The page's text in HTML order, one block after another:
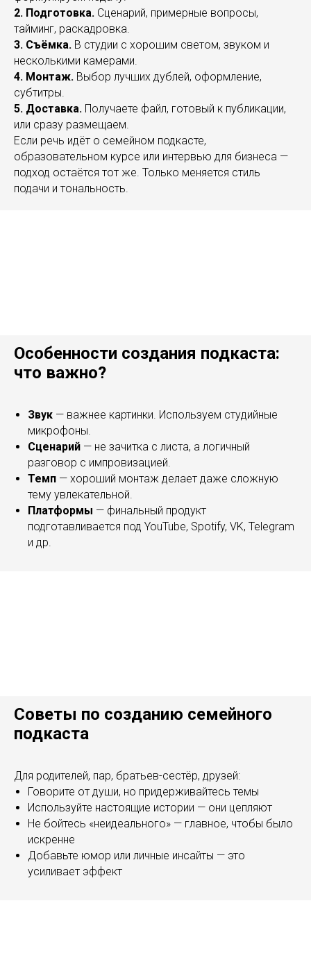
2. Подготовка. Сценарий, примерные вопросы,
тайминг, раскадровка.
3. Съёмка. В студии с хорошим светом, звуком и
несколькими камерами.
4. Монтаж. Выбор лучших дублей, оформление,
субтитры.
5. Доставка. Получаете файл, готовый к публикации,
или сразу размещаем.
Если речь идёт о семейном подкасте,
образовательном курсе или интервью для бизнеса —
подход остаётся тот же. Только меняется стиль
подачи и тональность.
Особенности создания подкаста:
что важно?
Звук — важнее картинки. Используем студийные
микрофоны.
Сценарий — не зачитка с листа, а логичный
разговор с импровизацией.
Темп — хороший монтаж делает даже сложную
тему увлекательной.
Платформы — финальный продукт
подготавливается под YouTube, Spotify, VK, Telegram
и др.
Советы по созданию семейного
подкаста
Для родителей, пар, братьев-сестёр, друзей:
Говорите от души, но придерживайтесь темы
Используйте настоящие истории — они цепляют
Не бойтесь «неидеального» — главное, чтобы было
искренне
Добавьте юмор или личные инсайты — это
усиливает эффект